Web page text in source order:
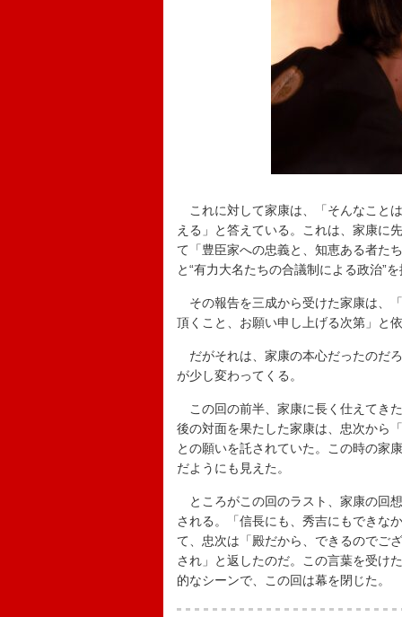
これに対して家康は、「そんなこと
える」と答えている。これは、家康に
て「豊臣家への忠義と、知恵ある者た
と“有力大名たちの合議制による政治”
その報告を三成から受けた家康は、
頂くこと、お願い申し上げる次第」と
だがそれは、家康の本心だったのだ
が少し変わってくる。
この回の前半、家康に長く仕えてき
後の対面を果たした家康は、忠次から
との願いを託されていた。この時の家
だようにも見えた。
ところがこの回のラスト、家康の回
される。「信長にも、秀吉にもできな
て、忠次は「殿だから、できるのでご
され」と返したのだ。この言葉を受け
的なシーンで、この回は幕を閉じた。